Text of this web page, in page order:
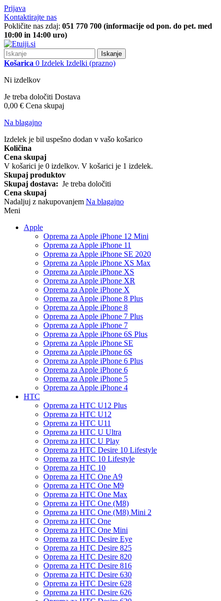
Prijava
Kontaktirajte nas
Pokličite nas zdaj: 051 770 700 (informacije od pon. do pet. med
10:00 in 14:00 uro)
Iskanje
Košarica 0 Izdelek Izdelki (prazno)
Ni izdelkov
Je treba določiti Dostava
0,00 € Cena skupaj
Na blagajno
Izdelek je bil uspešno dodan v vašo košarico
Količina
Cena skupaj
V košarici je 0 izdelkov. V košarici je 1 izdelek.
Skupaj produktov
Skupaj dostava: Je treba določiti
Cena skupaj
Nadaljuj z nakupovanjem Na blagajno
Meni
Apple
Oprema za Apple iPhone 12 Mini
Oprema za Apple iPhone 11
Oprema za Apple iPhone SE 2020
Oprema za Apple iPhone XS Max
Oprema za Apple iPhone XS
Oprema za Apple iPhone XR
Oprema za Apple iPhone X
Oprema za Apple iPhone 8 Plus
Oprema za Apple iPhone 8
Oprema za Apple iPhone 7 Plus
Oprema za Apple iPhone 7
Oprema za Apple iPhone 6S Plus
Oprema za Apple iPhone SE
Oprema za Apple iPhone 6S
Oprema za Apple iPhone 6 Plus
Oprema za Apple iPhone 6
Oprema za Apple iPhone 5
Oprema za Apple iPhone 4
HTC
Oprema za HTC U12 Plus
Oprema za HTC U12
Oprema za HTC U11
Oprema za HTC U Ultra
Oprema za HTC U Play
Oprema za HTC Desire 10 Lifestyle
Oprema za HTC 10 Lifestyle
Oprema za HTC 10
Oprema za HTC One A9
Oprema za HTC One M9
Oprema za HTC One Max
Oprema za HTC One (M8)
Oprema za HTC One (M8) Mini 2
Oprema za HTC One
Oprema za HTC One Mini
Oprema za HTC Desire Eye
Oprema za HTC Desire 825
Oprema za HTC Desire 820
Oprema za HTC Desire 816
Oprema za HTC Desire 630
Oprema za HTC Desire 628
Oprema za HTC Desire 626